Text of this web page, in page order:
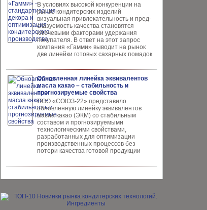
В условиях высокой кон­куренции на
рынке конди­терских изделий
визуальная привлекательность и пред­
сказуемость качества ста­новятся
ключевыми факто­рами удержания
покупателя. В ответ на этот запрос
компания «Гамми» выводит на рынок
две линейки готовых сахарных помадок
Обновленная линейка эквивалентов
масла какао – стабильность и
прогнозируемые свойства
ООО «СОЮЗ-22» представило
обновлен­ную линейку эквивалентов
масла ка­као (ЭКМ) со стабильным
составом и прогнозируемыми
технологическими свойствами,
разработанных для опти­мизации
производственных процес­сов без
потери качества готовой про­дукции